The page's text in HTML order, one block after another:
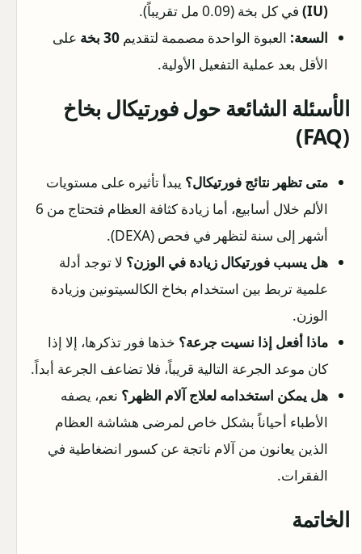
(IU)
في كل بخة (0.09 مل تقريباً).
السعة: العبوة الواحدة مصممة لتقديم 30 بخة
على
الأقل بعد عملية التفعيل الأولية.
الأسئلة الشائعة حول فورتيكال بخاخ
(FAQ)
متى تظهر نتائج فورتيكال؟ يبدأ تأثيره على مستويات
الألم خلال أسابيع، أما زيادة كثافة العظام فتحتاج من 6
أشهر إلى سنة لتظهر في فحص (DEXA).
هل يسبب فورتيكال زيادة في الوزن؟ لا توجد أدلة
علمية تربط بين استخدام بخاخ الكالسيتونين وزيادة
الوزن.
ماذا أفعل إذا نسيت جرعة؟ خذها فور تذكرها، إلا إذا
كان موعد الجرعة التالية قريباً، فلا تضاعف الجرعة أبداً.
هل يمكن استخدامه لعلاج آلام الظهر؟ نعم، يصفه
الأطباء أحياناً بشكل خاص لمرضى هشاشة العظام
الذين يعانون من آلام ناتجة عن كسور انضغاطية في
الفقرات.
الخاتمة